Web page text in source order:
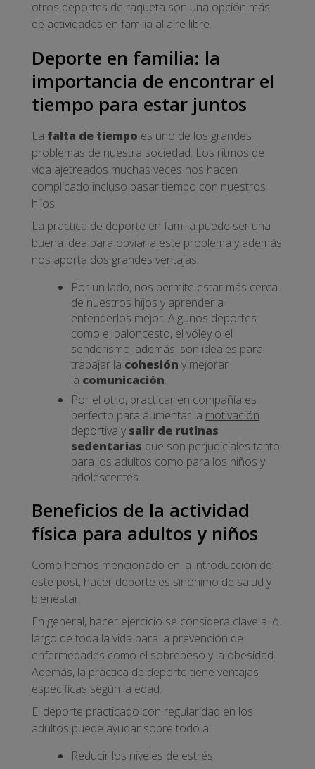
otros deportes de raqueta son una opción más
de actividades en familia al aire libre.
Deporte en familia: la
importancia de encontrar el
tiempo para estar juntos
La falta de tiempo es uno de los grandes
problemas de nuestra sociedad. Los ritmos de
vida ajetreados muchas veces nos hacen
complicado incluso pasar tiempo con nuestros
hijos.
La practica de deporte en familia puede ser una
buena idea para obviar a este problema y además
nos aporta dos grandes ventajas.
Por un lado, nos permite estar más cerca
de nuestros hijos y aprender a
entenderlos mejor. Algunos deportes
como el baloncesto, el vóley o el
senderismo, además, son ideales para
trabajar la cohesión y mejorar
la comunicación.
Por el otro, practicar en compañía es
perfecto para aumentar la motivación
deportiva y salir de rutinas
sedentarias que son perjudiciales tanto
para los adultos como para los niños y
adolescentes.
Beneficios de la actividad
física para adultos y niños
Como hemos mencionado en la introducción de
este post, hacer deporte es sinónimo de salud y
bienestar.
En general, hacer ejercicio se considera clave a lo
largo de toda la vida para la prevención de
enfermedades como el sobrepeso y la obesidad.
Además, la práctica de deporte tiene ventajas
específicas según la edad.
El deporte practicado con regularidad en los
adultos puede ayudar sobre todo a:
Reducir los niveles de estrés.